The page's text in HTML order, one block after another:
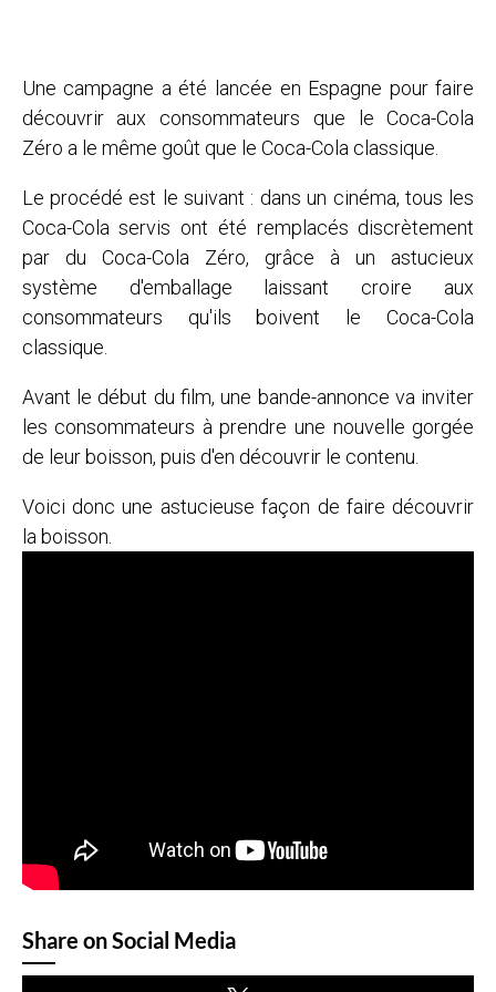
Une campagne a été lancée en Espagne pour faire
découvrir aux consommateurs que le Coca-Cola
Zéro a le même goût que le Coca-Cola classique.
Le procédé est le suivant : dans un cinéma, tous les
Coca-Cola servis ont été remplacés discrètement
par du Coca-Cola Zéro, grâce à un astucieux
système d'emballage laissant croire aux
consommateurs qu'ils boivent le Coca-Cola
classique.
Avant le début du film, une bande-annonce va inviter
les consommateurs à prendre une nouvelle gorgée
de leur boisson, puis d'en découvrir le contenu.
Voici donc une astucieuse façon de faire découvrir
la boisson.
Share on Social Media